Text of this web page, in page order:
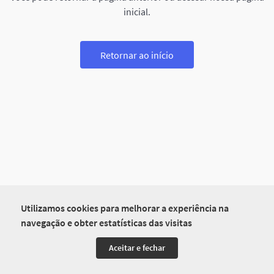
Utilizamos cookies para melhorar a experiência na
navegação e obter estatísticas das visitas
Aceitar e fechar
inicial.
Retornar ao início